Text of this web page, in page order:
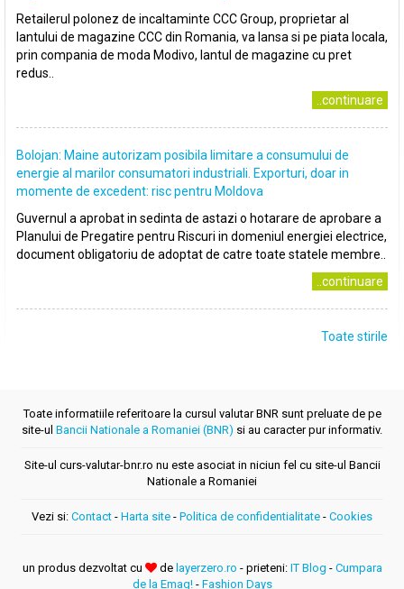
Retailerul polonez de incaltaminte CCC Group, proprietar al
lantului de magazine CCC din Romania, va lansa si pe piata locala,
prin compania de moda Modivo, lantul de magazine cu pret
redus..
..continuare
Bolojan: Maine autorizam posibila limitare a consumului de
energie al marilor consumatori industriali. Exporturi, doar in
momente de excedent: risc pentru Moldova
Guvernul a aprobat in sedinta de astazi o hotarare de aprobare a
Planului de Pregatire pentru Riscuri in domeniul energiei electrice,
document obligatoriu de adoptat de catre toate statele membre..
..continuare
Toate stirile
Toate informatiile referitoare la cursul valutar BNR sunt preluate de pe
site-ul Bancii Nationale a Romaniei (BNR) si au caracter pur informativ.
Site-ul curs-valutar-bnr.ro nu este asociat in niciun fel cu site-ul Bancii
Nationale a Romaniei
Vezi si: Contact - Harta site - Politica de confidentialitate - Cookies
un produs dezvoltat cu de layerzero.ro - prieteni: IT Blog - Cumpara
de la Emag!- Fashion Days